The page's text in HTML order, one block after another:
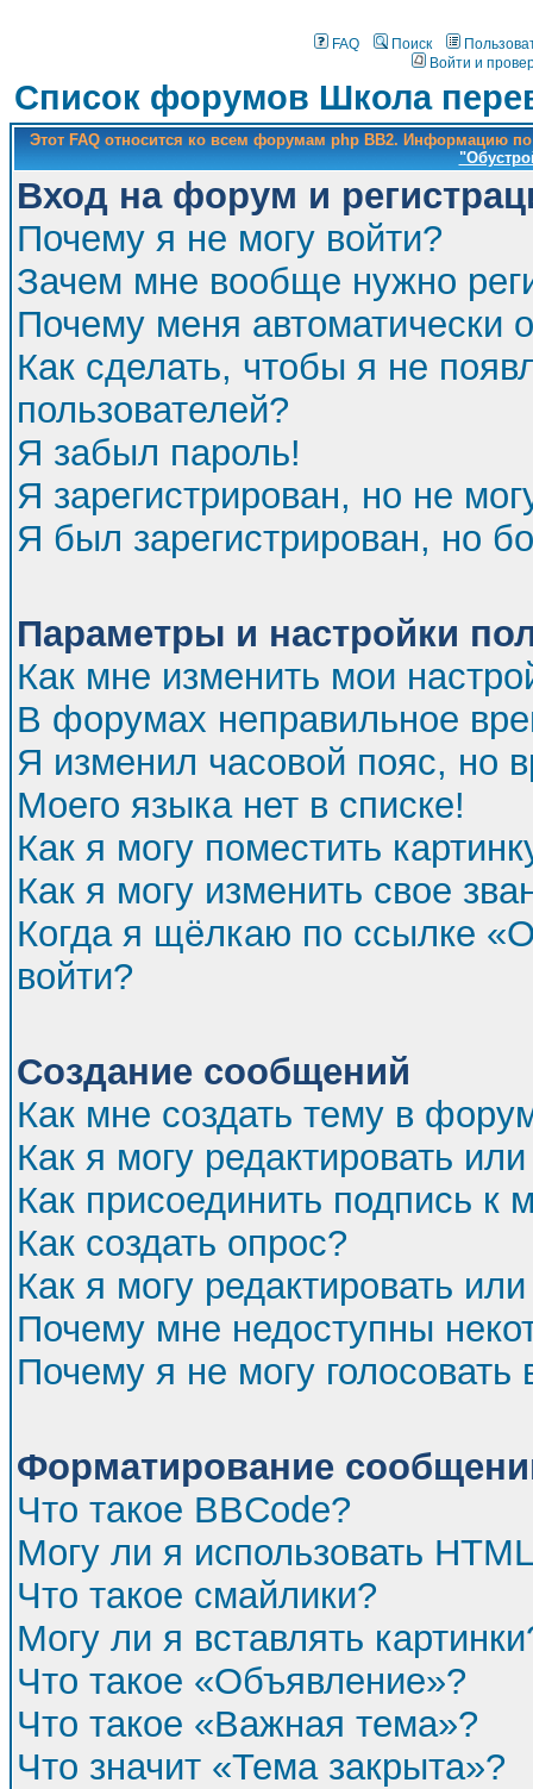
FAQ Поиск
Войти и
Список форумов Школа
Этот FAQ относится ко всем форумам php BB2. Информацию
Вход на форум и
Почему я не могу войти?
Зачем мне вообще нужно
Почему меня автоматически
Как сделать, чтобы я не
пользователей?
Я забыл пароль!
Я зарегистрирован, но не
Я был зарегистрирован, но
Параметры и настройки
Как мне изменить мои
В форумах неправильное
Я изменил часовой пояс, но
Моего языка нет в списке!
Как я могу поместить
Как я могу изменить свое
Когда я щёлкаю по ссылке
войти?
Создание сообщений
Как мне создать тему в
Как я могу редактировать
Как присоединить подпись
Как создать опрос?
Как я могу редактировать
Почему мне недоступны
Почему я не могу голосовать
Форматирование
Что такое BBCode?
Могу ли я использовать
Что такое смайлики?
Могу ли я вставлять
Что такое «Объявление»?
Что такое «Важная тема»?
Что значит «Тема закрыта»?